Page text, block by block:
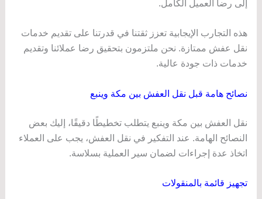
إلى رضا العميل الكامل.
هذه التجارب الإيجابية تعزز ثقتنا في قدرتنا على تقديم خدمات
نقل عفش ممتازة. نحن ملتزمون بتحقيق رضا عملائنا وتقديم
خدمات ذات جودة عالية.
نصائح هامة قبل نقل العفش بين مكة وينبع
نقل العفش بين مكة وينبع يتطلب تخطيطًا دقيقًا، إليك بعض
النصائح الهامة. عند التفكير في نقل العفش، يجب على العملاء
اتخاذ عدة إجراءات لضمان سير العملية بسلاسة.
تجهيز قائمة بالمنقولات